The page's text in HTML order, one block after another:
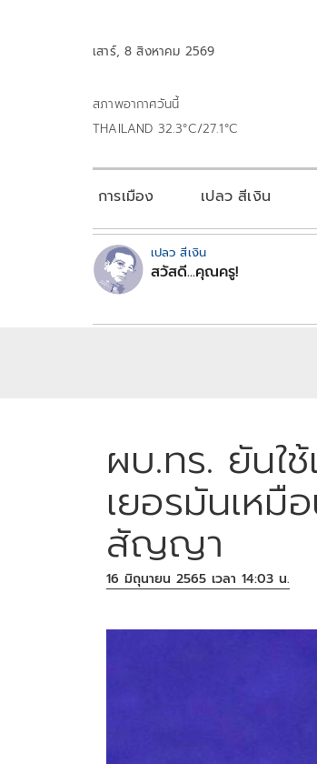
เสาร์, 8 สิงหาคม 2569
สภาพอากาศวันนี้
THAILAND 32.3°C/27.1°C
การเมือง เปลว สีเงิน
เปลว สีเงิน
สวัสดี...คุณครู!
ผบ.ทร. ยันใ
เยอรมันเหมื
สัญญา
16 มิถุนายน 2565 เวลา 14:03 น.